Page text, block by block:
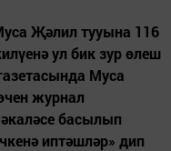
Җәлил тууына 116
ул бик зур өлеш
Муса
журнал
басылып
иптәшләр» дип